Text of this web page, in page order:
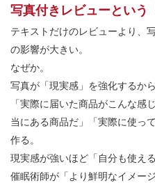
写真付きレビューという
テキストだけのレビューより、
の影響が大きい。
なぜか。
写真が「現実感」を強化するから
「実際に届いた商品がこんな感
当にある商品だ」「実際に使っ
作る。
現実感が強いほど「自分も使え
催眠術師が「より鮮明なイメー